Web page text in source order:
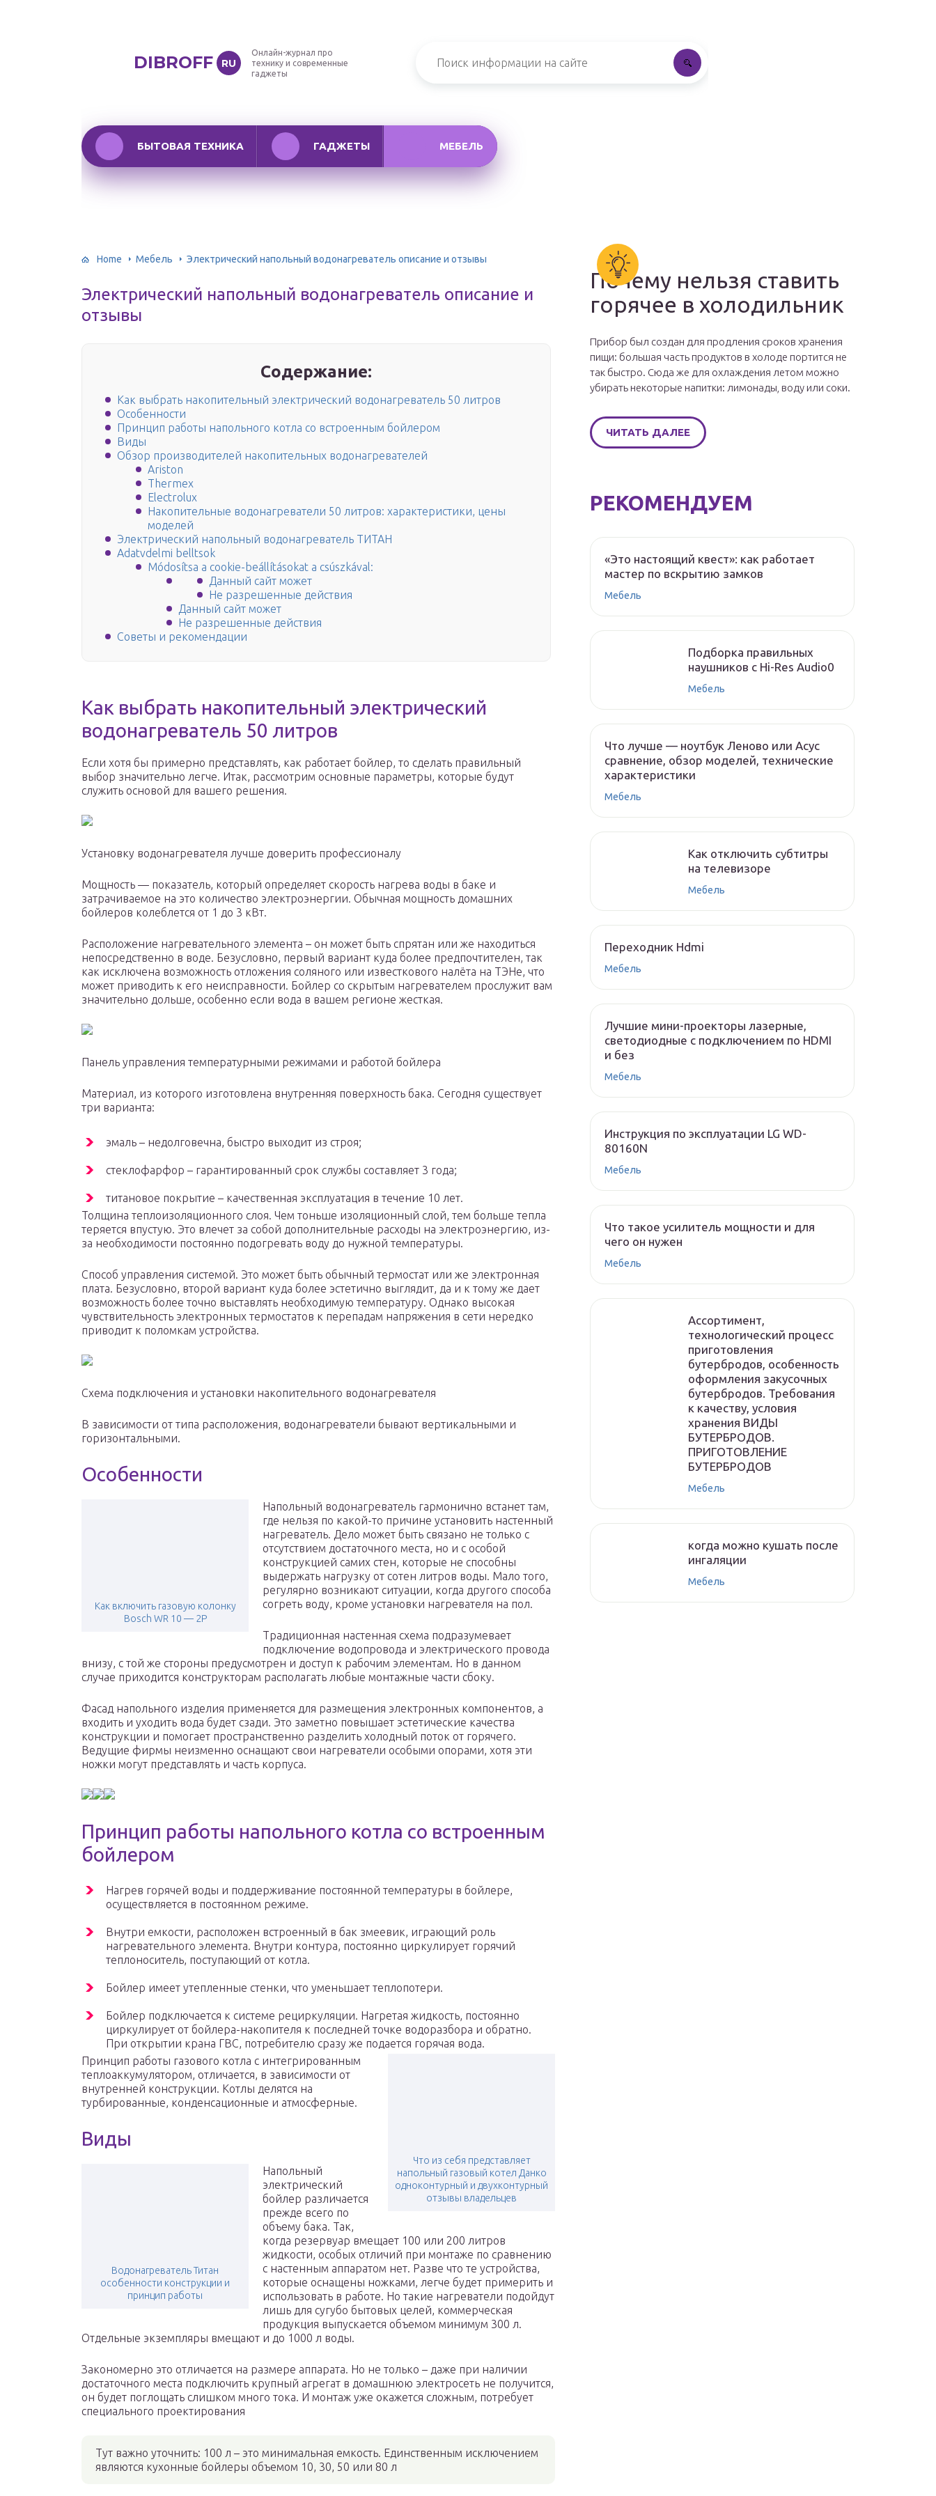
DIBROFF RU
Онлайн-журнал про
технику и современные
гаджеты
БЫТОВАЯ ТЕХНИКА ГАДЖЕТЫ МЕБЕЛЬ
Home Мебель Электрический напольный водонагреватель описание и отзывы
Электрический напольный водонагреватель описание и
отзывы
Содержание:
Как выбрать накопительный электрический водонагреватель 50 литров
Особенности
Принцип работы напольного котла со встроенным бойлером
Виды
Обзор производителей накопительных водонагревателей
Ariston
Thermex
Electrolux
Накопительные водонагреватели 50 литров: характеристики, цены
моделей
Электрический напольный водонагреватель ТИТАН
Adatvdelmi belltsok
Módosítsa a cookie-beállításokat a csúszkával:
Данный сайт может
Не разрешенные действия
Данный сайт может
Не разрешенные действия
Советы и рекомендации
Как выбрать накопительный электрический
водонагреватель 50 литров
Если хотя бы примерно представлять, как работает бойлер, то сделать правильный
выбор значительно легче. Итак, рассмотрим основные параметры, которые будут
служить основой для вашего решения.
Установку водонагревателя лучше доверить профессионалу
Мощность — показатель, который определяет скорость нагрева воды в баке и
затрачиваемое на это количество электроэнергии. Обычная мощность домашних
бойлеров колеблется от 1 до 3 кВт.
Расположение нагревательного элемента – он может быть спрятан или же находиться
непосредственно в воде. Безусловно, первый вариант куда более предпочтителен, так
как исключена возможность отложения соляного или известкового налёта на ТЭНе, что
может приводить к его неисправности. Бойлер со скрытым нагревателем прослужит вам
значительно дольше, особенно если вода в вашем регионе жесткая.
Панель управления температурными режимами и работой бойлера
Материал, из которого изготовлена внутренняя поверхность бака. Сегодня существует
три варианта:
эмаль – недолговечна, быстро выходит из строя;
стеклофарфор – гарантированный срок службы составляет 3 года;
титановое покрытие – качественная эксплуатация в течение 10 лет.
Толщина теплоизоляционного слоя. Чем тоньше изоляционный слой, тем больше тепла
теряется впустую. Это влечет за собой дополнительные расходы на электроэнергию, из-
за необходимости постоянно подогревать воду до нужной температуры.
Способ управления системой. Это может быть обычный термостат или же электронная
плата. Безусловно, второй вариант куда более эстетично выглядит, да и к тому же дает
возможность более точно выставлять необходимую температуру. Однако высокая
чувствительность электронных термостатов к перепадам напряжения в сети нередко
приводит к поломкам устройства.
Схема подключения и установки накопительного водонагревателя
В зависимости от типа расположения, водонагреватели бывают вертикальными и
горизонтальными.
Особенности
Как включить газовую колонку
Bosch WR 10 — 2P
Напольный водонагреватель гармонично встанет там,
где нельзя по какой-то причине установить настенный
нагреватель. Дело может быть связано не только с
отсутствием достаточного места, но и с особой
конструкцией самих стен, которые не способны
выдержать нагрузку от сотен литров воды. Мало того,
регулярно возникают ситуации, когда другого способа
согреть воду, кроме установки нагревателя на пол.
Традиционная настенная схема подразумевает
подключение водопровода и электрического провода
внизу, с той же стороны предусмотрен и доступ к рабочим элементам. Но в данном
случае приходится конструкторам располагать любые монтажные части сбоку.
Фасад напольного изделия применяется для размещения электронных компонентов, а
входить и уходить вода будет сзади. Это заметно повышает эстетические качества
конструкции и помогает пространственно разделить холодный поток от горячего.
Ведущие фирмы неизменно оснащают свои нагреватели особыми опорами, хотя эти
ножки могут представлять и часть корпуса.
Принцип работы напольного котла со встроенным
бойлером
Нагрев горячей воды и поддерживание постоянной температуры в бойлере,
осуществляется в постоянном режиме.
Внутри емкости, расположен встроенный в бак змеевик, играющий роль
нагревательного элемента. Внутри контура, постоянно циркулирует горячий
теплоноситель, поступающий от котла.
Бойлер имеет утепленные стенки, что уменьшает теплопотери.
Бойлер подключается к системе рециркуляции. Нагретая жидкость, постоянно
циркулирует от бойлера-накопителя к последней точке водоразбора и обратно.
При открытии крана ГВС, потребителю сразу же подается горячая вода.
Что из себя представляет
напольный газовый котел Данко
одноконтурный и двухконтурный
отзывы владельцев
Принцип работы газового котла с интегрированным
теплоаккумулятором, отличается, в зависимости от
внутренней конструкции. Котлы делятся на
турбированные, конденсационные и атмосферные.
Виды
Водонагреватель Титан
особенности конструкции и
принцип работы
Напольный
электрический
бойлер различается
прежде всего по
объему бака. Так,
когда резервуар вмещает 100 или 200 литров
жидкости, особых отличий при монтаже по сравнению
с настенным аппаратом нет. Разве что те устройства,
которые оснащены ножками, легче будет примерить и
использовать в работе. Но такие нагреватели подойдут
лишь для сугубо бытовых целей, коммерческая
продукция выпускается объемом минимум 300 л.
Отдельные экземпляры вмещают и до 1000 л воды.
Закономерно это отличается на размере аппарата. Но не только – даже при наличии
достаточного места подключить крупный агрегат в домашнюю электросеть не получится,
он будет поглощать слишком много тока. И монтаж уже окажется сложным, потребует
специального проектирования
Тут важно уточнить: 100 л – это минимальная емкость. Единственным исключением
являются кухонные бойлеры объемом 10, 30, 50 или 80 л
Почему нельзя ставить
горячее в холодильник
Прибор был создан для продления сроков хранения
пищи: большая часть продуктов в холоде портится не
так быстро. Сюда же для охлаждения летом можно
убирать некоторые напитки: лимонады, воду или соки.
ЧИТАТЬ ДАЛЕЕ
РЕКОМЕНДУЕМ
«Это настоящий квест»: как работает
мастер по вскрытию замков
Мебель
Подборка правильных
наушников с Hi-Res Audio0
Мебель
Что лучше — ноутбук Леново или Асус
сравнение, обзор моделей, технические
характеристики
Мебель
Как отключить субтитры
на телевизоре
Мебель
Переходник Hdmi
Мебель
Лучшие мини-проекторы лазерные,
светодиодные с подключением по HDMI
и без
Мебель
Инструкция по эксплуатации LG WD-
80160N
Мебель
Что такое усилитель мощности и для
чего он нужен
Мебель
Ассортимент,
технологический процесс
приготовления
бутербродов, особенность
оформления закусочных
бутербродов. Требования
к качеству, условия
хранения ВИДЫ
БУТЕРБРОДОВ.
ПРИГОТОВЛЕНИЕ
БУТЕРБРОДОВ
Мебель
когда можно кушать после
ингаляции
Мебель